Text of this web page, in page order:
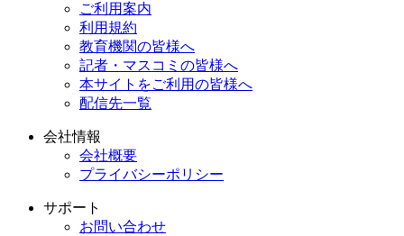
ご利用案内
利用規約
教育機関の皆様へ
記者・マスコミの皆様へ
本サイトをご利用の皆様へ
配信先一覧
会社情報
会社概要
プライバシーポリシー
サポート
お問い合わせ